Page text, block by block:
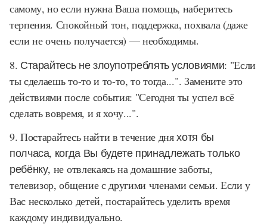
самому, но если нужна Ваша помощь, наберитесь
терпения. Спокойный тон, поддержка, похвала (даже
если не очень получается) — необходимы.
8. Старайтесь не злоупотреблять условиями: "Если
ты сделаешь то-то и то-то, то тогда...". Замените это
действиями после события: "Сегодня ты успел всё
сделать вовремя, и я хочу...".
9. Постарайтесь найти в течение дняхотя бы
полчаса, когда Вы будете принадлежать только
ребёнку, не отвлекаясь на домашние заботы,
телевизор, общение с другими членами семьи. Если у
Вас несколько детей, постарайтесь уделить время
каждому индивидуально.